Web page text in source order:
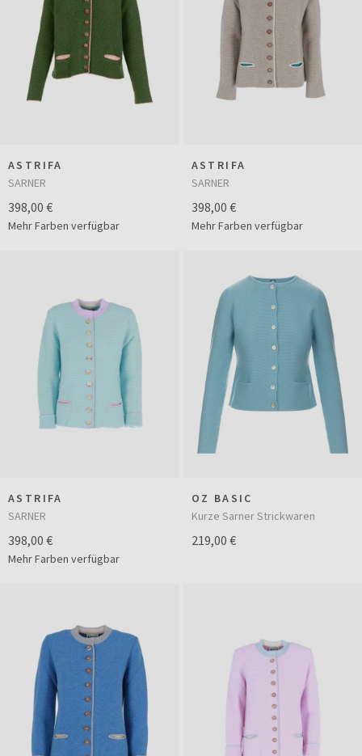
ASTRIFA
SARNER
398,00 €
Mehr Farben verfügbar
ASTRIFA
SARNER
398,00 €
Mehr Farben verfügbar
ASTRIFA
SARNER
398,00 €
Mehr Farben verfügbar
OZ BASIC
Kurze Sarner Strickwaren
219,00 €